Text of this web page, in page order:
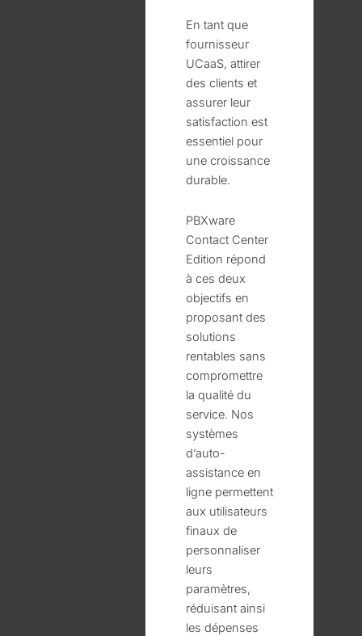
En tant que
fournisseur
UCaaS, attirer
des clients et
assurer leur
satisfaction est
essentiel pour
une croissance
durable.
PBXware
Contact Center
Edition répond
à ces deux
objectifs en
proposant des
solutions
rentables sans
compromettre
la qualité du
service. Nos
systèmes
d’auto-
assistance en
ligne permettent
aux utilisateurs
finaux de
personnaliser
leurs
paramètres,
réduisant ainsi
les dépenses